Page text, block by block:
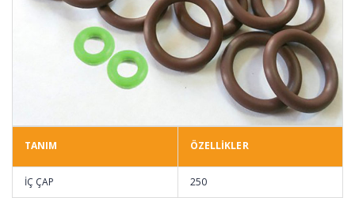
TANIM ÖZELLİKLER
İÇ ÇAP 250